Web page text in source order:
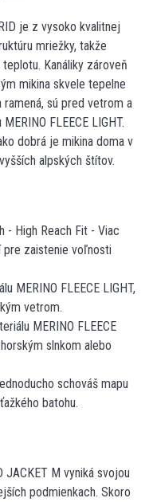
je z vysoko kvalitnej
mriežky, takže
Kanáliky zároveň
mikina skvele tepelne
ramená, sú pred vetrom a
FLEECE LIGHT.
dobrá je mikina doma v
alpských štítov.
- High Reach Fit - Viac
pre zaistenie voľnosti
MERINO FLEECE LIGHT,
vetrom.
MERINO FLEECE
slnkom alebo
schováš mapu
batohu.
JACKET M vyniká svojou
podmienkach. Skoro